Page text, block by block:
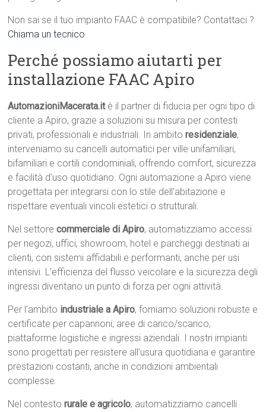
Non sai se il tuo impianto FAAC è compatibile? Contattaci ?
Chiama un tecnico
Perché possiamo aiutarti per
installazione FAAC Apiro
AutomazioniMacerata.itè il partner di fiducia per ogni tipo di
cliente a Apiro, grazie a soluzioni su misura per contesti
privati, professionali e industriali. In ambitoresidenziale,
interveniamo su cancelli automatici per ville unifamiliari,
bifamiliari e cortili condominiali, offrendo comfort, sicurezza
e facilità d’uso quotidiano. Ogni automazione a Apiro viene
progettata per integrarsi con lo stile dell’abitazione e
rispettare eventuali vincoli estetici o strutturali.
Nel settorecommerciale di Apiro, automatizziamo accessi
per negozi, uffici, showroom, hotel e parcheggi destinati ai
clienti, con sistemi affidabili e performanti, anche per usi
intensivi. L’efficienza del flusso veicolare e la sicurezza degli
ingressi diventano un punto di forza per ogni attività.
Per l’ambito industriale a Apiro, forniamo soluzioni robuste e
certificate per capannoni, aree di carico/scarico,
piattaforme logistiche e ingressi aziendali. I nostri impianti
sono progettati per resistere all’usura quotidiana e garantire
prestazioni costanti, anche in condizioni ambientali
complesse.
Nel contestorurale e agricolo, automatizziamo cancelli